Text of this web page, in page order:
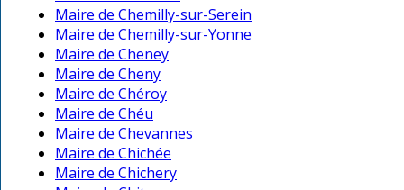
Maire de Chemilly-sur-Serein
Maire de Chemilly-sur-Yonne
Maire de Cheney
Maire de Cheny
Maire de Chéroy
Maire de Chéu
Maire de Chevannes
Maire de Chichée
Maire de Chichery